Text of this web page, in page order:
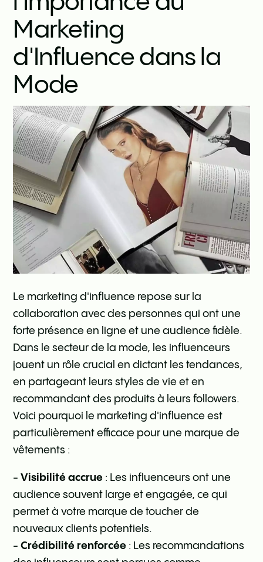
Marketing
d'Influence dans la
Mode
Le marketing d'influence repose sur la
collaboration avec des personnes qui ont une
forte présence en ligne et une audience fidèle.
Dans le secteur de la mode, les influenceurs
jouent un rôle crucial en dictant les tendances,
en partageant leurs styles de vie et en
recommandant des produits à leurs followers.
Voici pourquoi le marketing d'influence est
particulièrement efficace pour une marque de
vêtements :
-Visibilité accrue : Les influenceurs ont une
audience souvent large et engagée, ce qui
permet à votre marque de toucher de
nouveaux clients potentiels.
-Crédibilité renforcée : Les recommandations